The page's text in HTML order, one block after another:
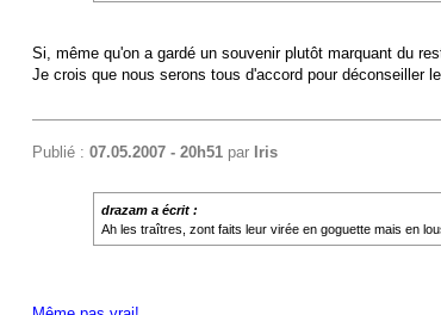
Si, même qu'on a gardé un souvenir plutôt marquant du
Je crois que nous serons tous d'accord pour déconseiller
Publié : 07.05.2007 - 20h51par Iris
drazam a écrit :
Ah les traîtres, zont faits leur virée en goguette mais en